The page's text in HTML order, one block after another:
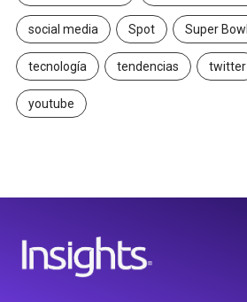
social media Spot Super Bowl
tecnología tendencias twitter
youtube